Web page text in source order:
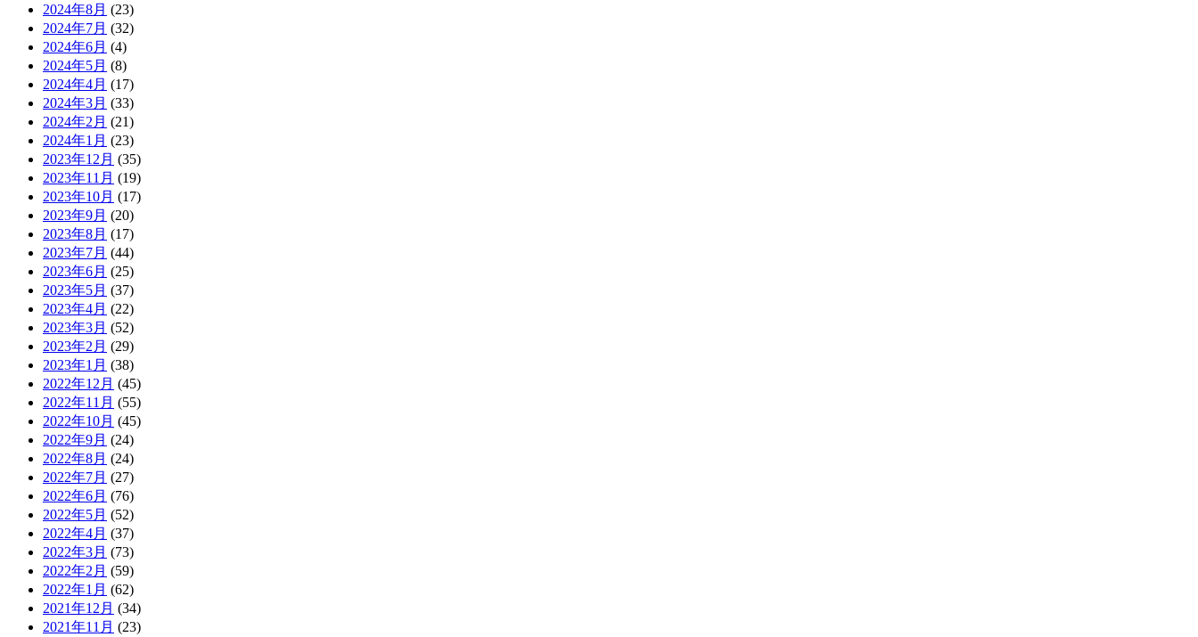
2024年8月 (23)
2024年7月 (32)
2024年6月 (4)
2024年5月 (8)
2024年4月 (17)
2024年3月 (33)
2024年2月 (21)
2024年1月 (23)
2023年12月 (35)
2023年11月 (19)
2023年10月 (17)
2023年9月 (20)
2023年8月 (17)
2023年7月 (44)
2023年6月 (25)
2023年5月 (37)
2023年4月 (22)
2023年3月 (52)
2023年2月 (29)
2023年1月 (38)
2022年12月 (45)
2022年11月 (55)
2022年10月 (45)
2022年9月 (24)
2022年8月 (24)
2022年7月 (27)
2022年6月 (76)
2022年5月 (52)
2022年4月 (37)
2022年3月 (73)
2022年2月 (59)
2022年1月 (62)
2021年12月 (34)
2021年11月 (23)